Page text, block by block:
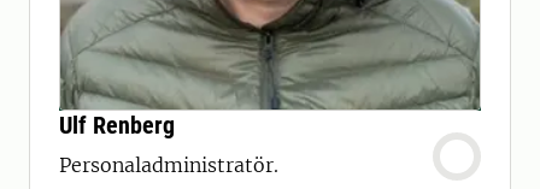
Ulf Renberg
Personaladministratör.